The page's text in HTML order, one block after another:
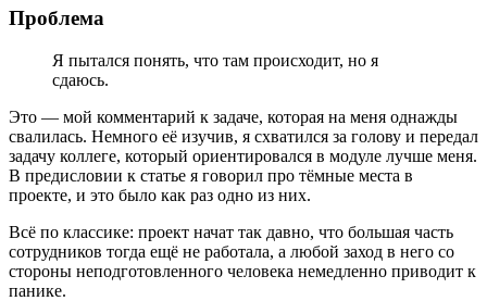
Проблема
Я пытался понять, что там происходит, но я
сдаюсь.
Это — мой комментарий к задаче, которая на меня однажды
свалилась. Немного её изучив, я схватился за голову и передал
задачу коллеге, который ориентировался в модуле лучше меня.
В предисловии к статье я говорил про тёмные места в
проекте, и это было как раз одно из них.
Всё по классике: проект начат так давно, что большая часть
сотрудников тогда ещё не работала, а любой заход в него со
стороны неподготовленного человека немедленно приводит к
панике.